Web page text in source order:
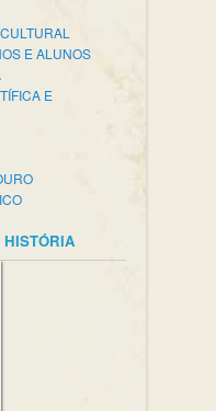
E ALUNOS
E